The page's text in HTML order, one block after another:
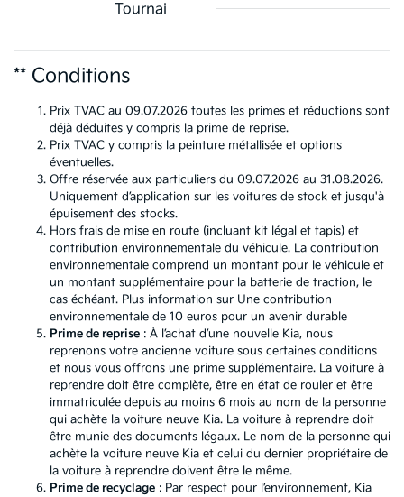
Tournai
** Conditions
Prix TVAC au 09.07.2026 toutes les primes et réductions sont
déjà déduites y compris la prime de reprise.
Prix TVAC y compris la peinture métallisée et options
éventuelles.
Offre réservée aux particuliers du 09.07.2026 au 31.08.2026.
Uniquement d’application sur les voitures de stock et jusqu'à
épuisement des stocks.
Hors frais de mise en route (incluant kit légal et tapis) et
contribution environnementale du véhicule. La contribution
environnementale comprend un montant pour le véhicule et
un montant supplémentaire pour la batterie de traction, le
cas échéant. Plus information sur Une contribution
environnementale de 10 euros pour un avenir durable
Prime de reprise : À l’achat d’une nouvelle Kia, nous
reprenons votre ancienne voiture sous certaines conditions
et nous vous offrons une prime supplémentaire. La voiture à
reprendre doit être complète, être en état de rouler et être
immatriculée depuis au moins 6 mois au nom de la personne
qui achète la voiture neuve Kia. La voiture à reprendre doit
être munie des documents légaux. Le nom de la personne qui
achète la voiture neuve Kia et celui du dernier propriétaire de
la voiture à reprendre doivent être le même.
Prime de recyclage : Par respect pour l’environnement, Kia